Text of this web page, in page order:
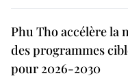
Phu Tho accélère la
des programmes
pour 2026-2030